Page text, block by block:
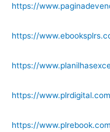
https://
https://
https://
https://
https://